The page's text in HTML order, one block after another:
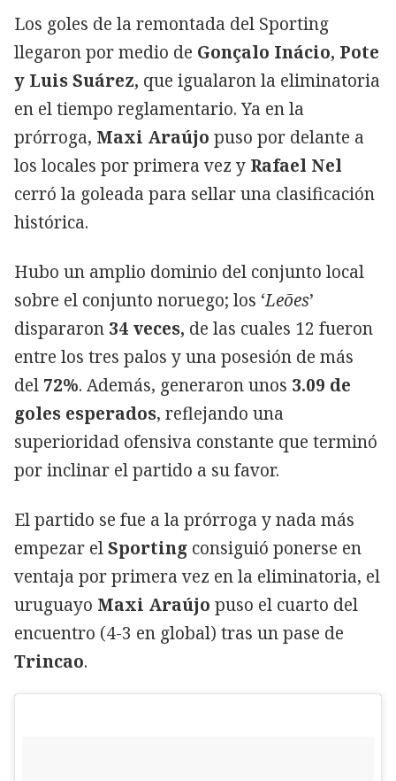
Los goles de la remontada del Sporting
llegaron por medio de Gonçalo Inácio, Pote
y Luis Suárez, que igualaron la eliminatoria
en el tiempo reglamentario. Ya en la
prórroga, Maxi Araújo puso por delante a
los locales por primera vez y Rafael Nel
cerró la goleada para sellar una clasificación
histórica.
Hubo un amplio dominio del conjunto local
sobre el conjunto noruego; los ‘Leões’
dispararon 34 veces, de las cuales 12 fueron
entre los tres palos y una posesión de más
del 72%. Además, generaron unos 3.09 de
goles esperados, reflejando una
superioridad ofensiva constante que terminó
por inclinar el partido a su favor.
El partido se fue a la prórroga y nada más
empezar elSporting consiguió ponerse en
ventaja por primera vez en la eliminatoria, el
uruguayo Maxi Araújo puso el cuarto del
encuentro (4-3 en global) tras un pase de
Trincao.